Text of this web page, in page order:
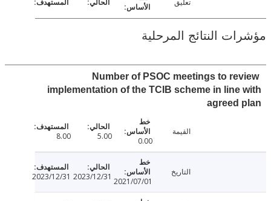
النتائج المرحلية
Number of PSOC meetings to
implementation of the TCIB scheme in
agreed
5.00
8.00
2021/07/01
2023/12/31
2023/12/31